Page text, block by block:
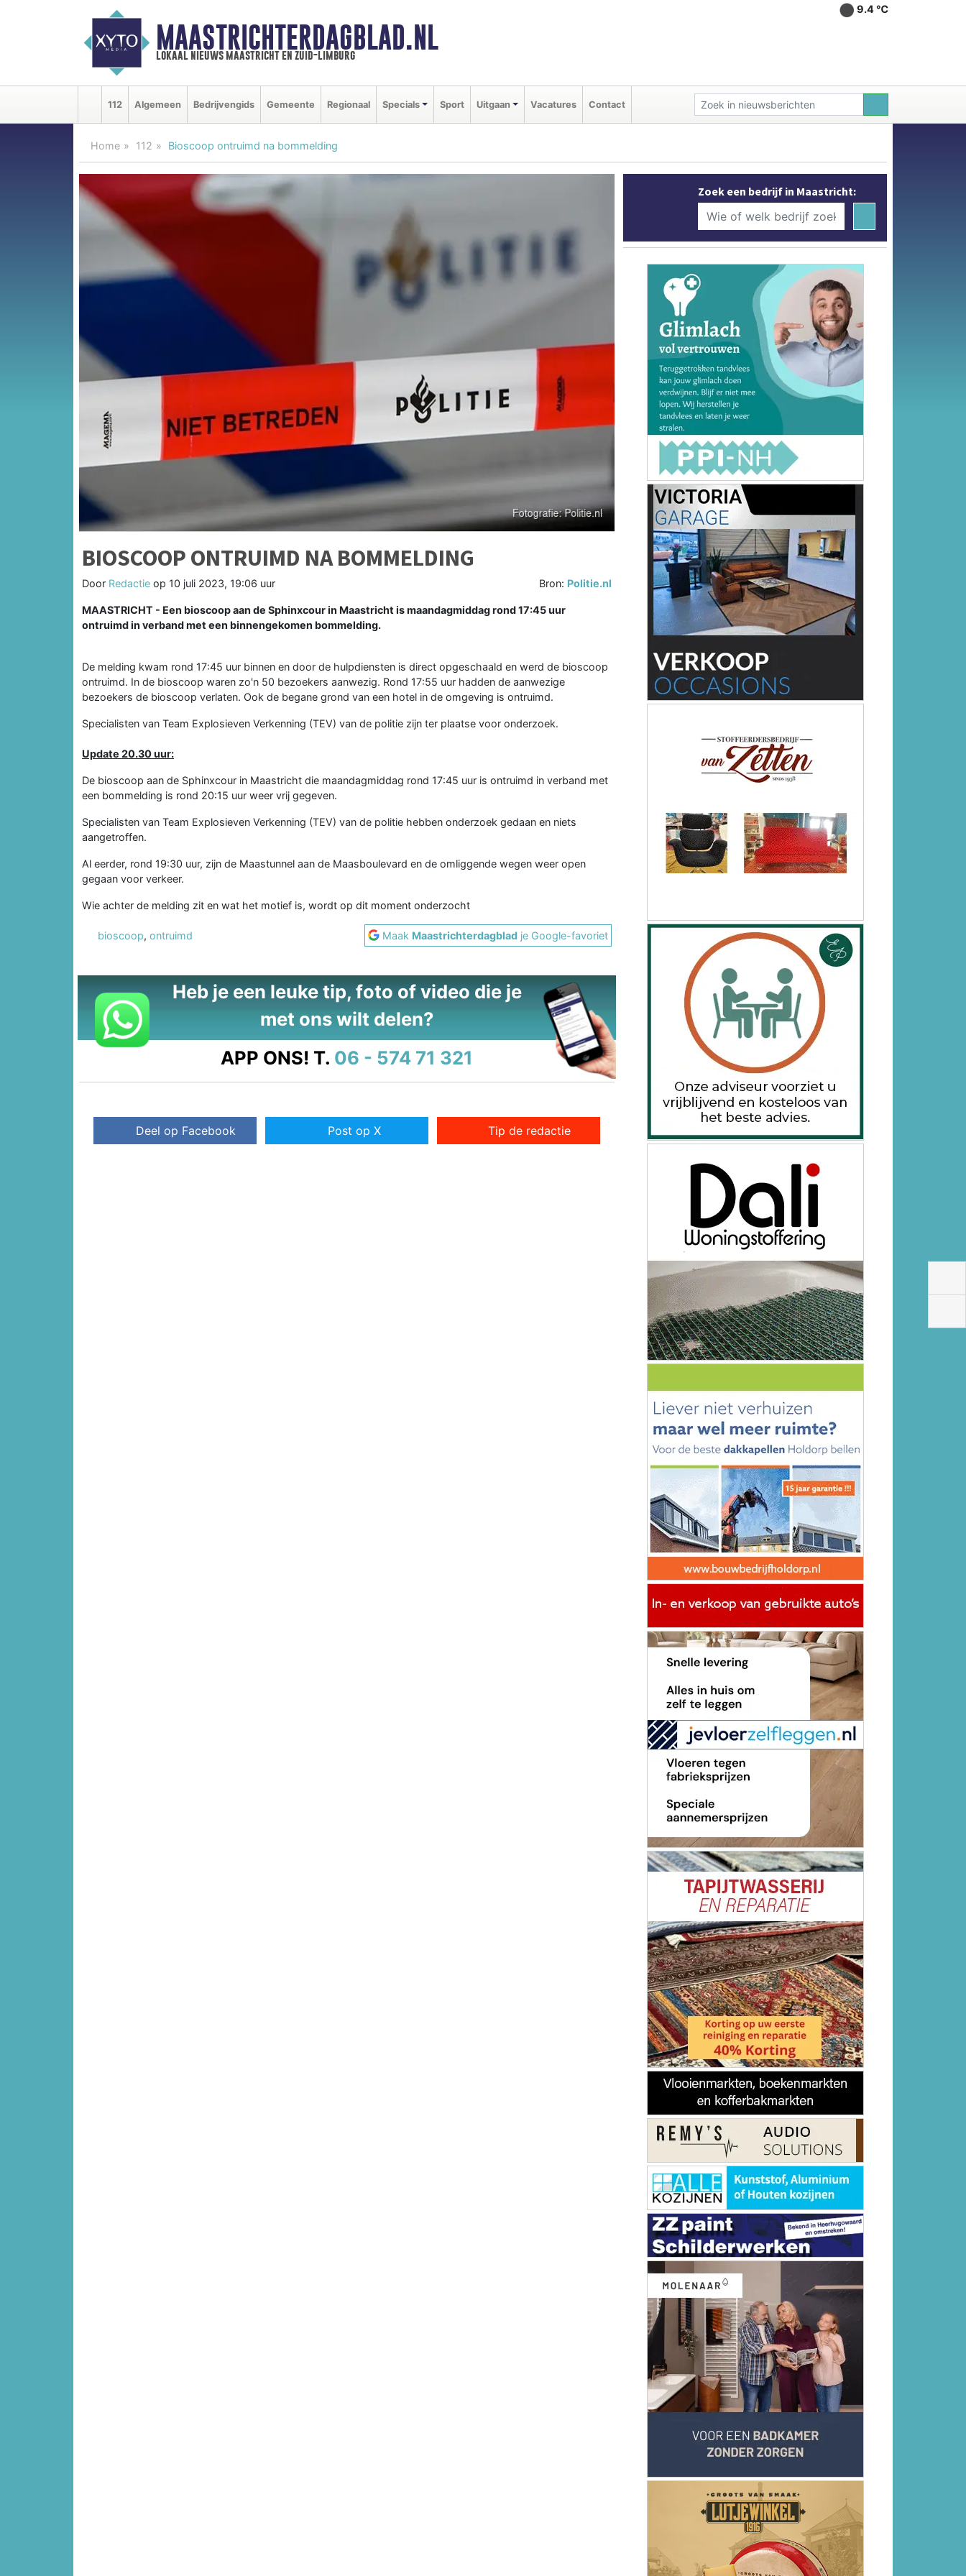
MAASTRICHTERDAGBLAD.NL
lokaal nieuws maastricht en zuid-limburg
9.4 ℃
112 Algemeen Bedrijvengids Gemeente Regionaal Specials Sport Uitgaan Vacatures Contact
Home 112 Bioscoop ontruimd na bommelding
BIOSCOOP ONTRUIMD NA BOMMELDING
Door Redactie op 10 juli 2023, 19:06 uur Bron: Politie.nl
MAASTRICHT - Een bioscoop aan de Sphinxcour in Maastricht is maandagmiddag rond 17:45 uur
ontruimd in verband met een binnengekomen bommelding.
De melding kwam rond 17:45 uur binnen en door de hulpdiensten is direct opgeschaald en werd de bioscoop
ontruimd. In de bioscoop waren zo'n 50 bezoekers aanwezig. Rond 17:55 uur hadden de aanwezige
bezoekers de bioscoop verlaten. Ook de begane grond van een hotel in de omgeving is ontruimd.
Specialisten van Team Explosieven Verkenning (TEV) van de politie zijn ter plaatse voor onderzoek.
Update 20.30 uur:
De bioscoop aan de Sphinxcour in Maastricht die maandagmiddag rond 17:45 uur is ontruimd in verband met
een bommelding is rond 20:15 uur weer vrij gegeven.
Specialisten van Team Explosieven Verkenning (TEV) van de politie hebben onderzoek gedaan en niets
aangetroffen.
Al eerder, rond 19:30 uur, zijn de Maastunnel aan de Maasboulevard en de omliggende wegen weer open
gegaan voor verkeer.
Wie achter de melding zit en wat het motief is, wordt op dit moment onderzocht
bioscoop, ontruimd Maak Maastrichterdagblad je Google-favoriet
Heb je een leuke tip, foto of video die je
met ons wilt delen?
APP ONS! T. 06 - 574 71 321
Deel op Facebook Post op X Tip de redactie
Zoek een bedrijf in Maastricht: